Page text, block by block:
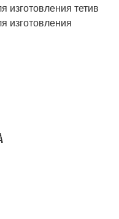
тетив
изготовления